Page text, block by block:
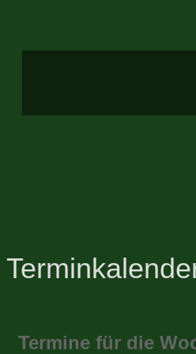
Termine für die